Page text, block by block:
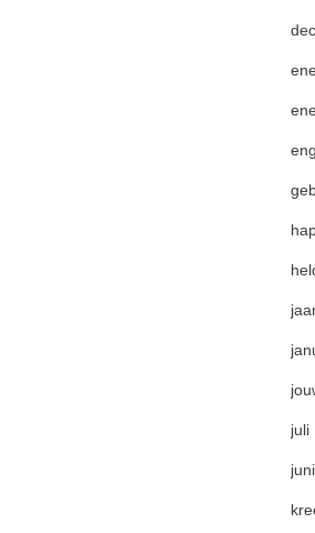
juli
juni